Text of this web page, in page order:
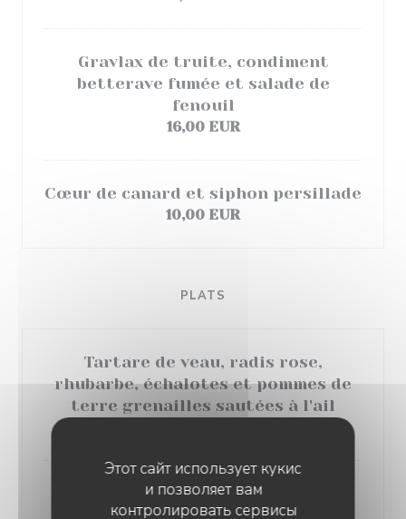
Этот сайт использует кукис
и позволяет вам
контролировать сервисы
Gravlax de truite, condiment
betterave fumée et salade de
fenouil
16,00 EUR
Cœur de canard et siphon persillade
10,00 EUR
PLATS
Tartare de veau, radis rose,
rhubarbe, échalotes et pommes de
terre grenailles sautées à l'ail
Saucisse de Toulouse, écrasé de
pommes de terre